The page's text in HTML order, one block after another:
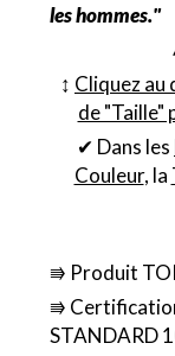
les hommes."
↕︎ Cliquez au
de "Taille"
✔ Dans les
Couleur, la
⭆ Produit
⭆
STANDARD